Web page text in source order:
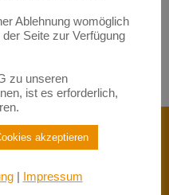
im Beruf!| BerufsWege für
Kreis
Ablehnung womöglich
Seite zur Verfügung
zu unseren
ist es erforderlich,
akzeptieren
| Impressum